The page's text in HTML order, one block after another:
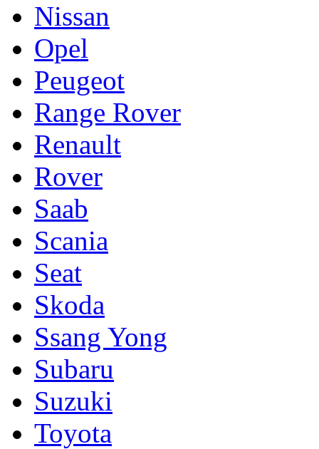
Nissan
Opel
Peugeot
Range Rover
Renault
Rover
Saab
Scania
Seat
Skoda
Ssang Yong
Subaru
Suzuki
Toyota